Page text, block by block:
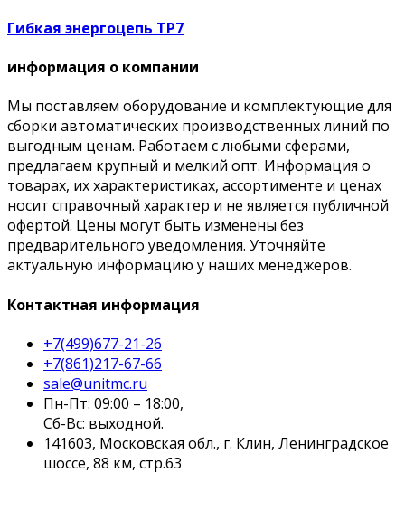
Гибкая энергоцепь TP7
информация о компании
Мы поставляем оборудование и комплектующие для
сборки автоматических производственных линий по
выгодным ценам. Работаем с любыми сферами,
предлагаем крупный и мелкий опт. Информация о
товарах, их характеристиках, ассортименте и ценах
носит справочный характер и не является публичной
офертой. Цены могут быть изменены без
предварительного уведомления. Уточняйте
актуальную информацию у наших менеджеров.
Контактная информация
+7(499)677-21-26
+7(861)217-67-66
sale@unitmc.ru
Пн-Пт: 09:00 – 18:00,
Сб-Вс: выходной.
141603, Московская обл., г. Клин, Ленинградское
шоссе, 88 км, стр.63